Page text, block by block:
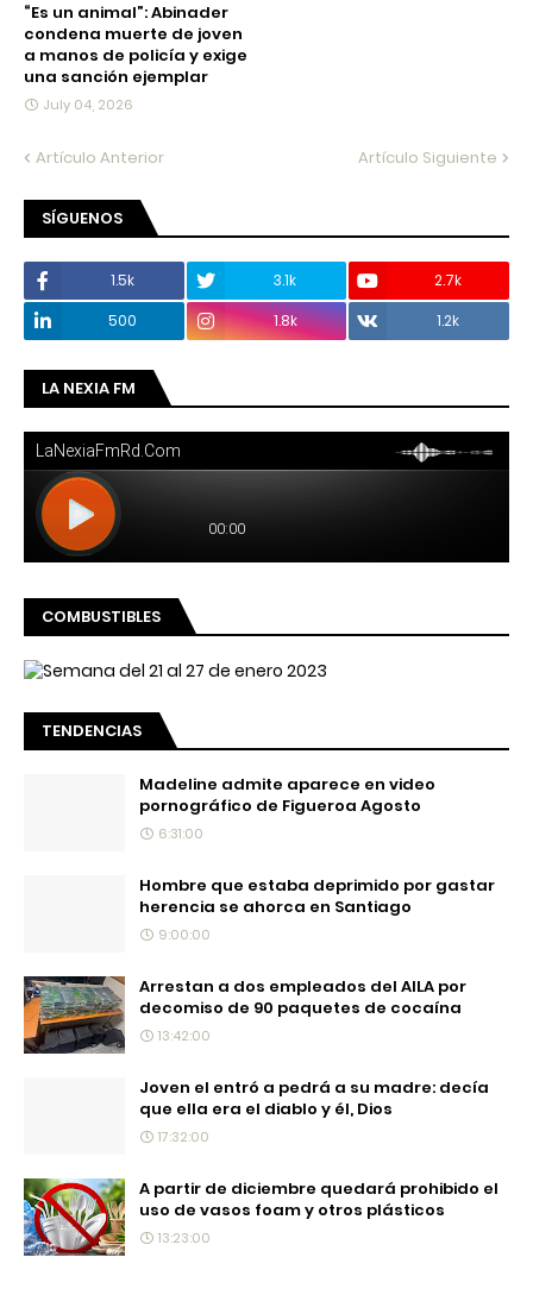
“Es un animal”: Abinader
condena muerte de joven
a manos de policía y exige
una sanción ejemplar
July 04, 2026
Artículo Anterior Artículo Siguiente
SÍGUENOS
1.5k 3.1k
2.7k
500
1.8k 1.2k
LA NEXIA FM
COMBUSTIBLES
TENDENCIAS
Madeline admite aparece en video
pornográfico de Figueroa Agosto
6:31:00
Hombre que estaba deprimido por gastar
herencia se ahorca en Santiago
9:00:00
Arrestan a dos empleados del AILA por
decomiso de 90 paquetes de cocaína
13:42:00
Joven el entró a pedrá a su madre: decía
que ella era el diablo y él, Dios
17:32:00
A partir de diciembre quedará prohibido el
uso de vasos foam y otros plásticos
13:23:00